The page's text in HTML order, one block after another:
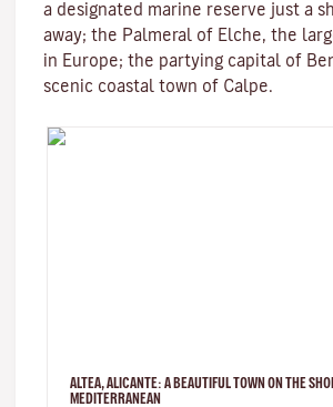
a designated marine reserve just a
away; the Palmeral of Elche, the
in Europe; the partying capital of
scenic coastal town of Calpe.
ALTEA, ALICANTE: A BEAUTIFUL TOWN ON THE
MEDITERRANEAN